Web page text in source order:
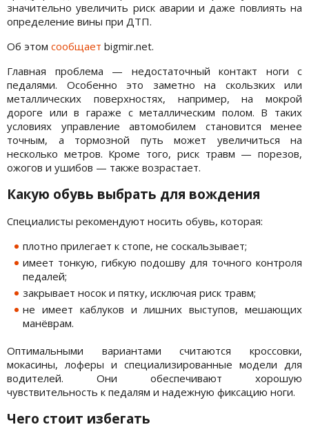
значительно увеличить риск аварии и даже повлиять на
определение вины при ДТП.
Об этом сообщает bigmir.net.
Главная проблема — недостаточный контакт ноги с
педалями. Особенно это заметно на скользких или
металлических поверхностях, например, на мокрой
дороге или в гараже с металлическим полом. В таких
условиях управление автомобилем становится менее
точным, а тормозной путь может увеличиться на
несколько метров. Кроме того, риск травм — порезов,
ожогов и ушибов — также возрастает.
Какую обувь выбрать для вождения
Специалисты рекомендуют носить обувь, которая:
плотно прилегает к стопе, не соскальзывает;
имеет тонкую, гибкую подошву для точного контроля
педалей;
закрывает носок и пятку, исключая риск травм;
не имеет каблуков и лишних выступов, мешающих
манёврам.
Оптимальными вариантами считаются кроссовки,
мокасины, лоферы и специализированные модели для
водителей. Они обеспечивают хорошую
чувствительность к педалям и надежную фиксацию ноги.
Чего стоит избегать